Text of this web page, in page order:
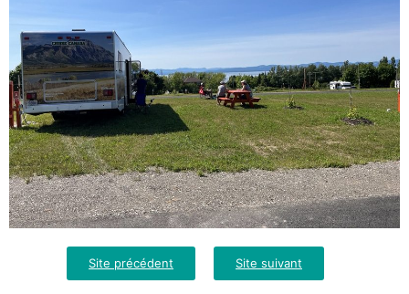
Site précédent Site suivant